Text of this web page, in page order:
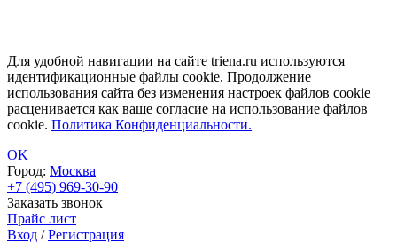
Для удобной навигации на сайте triena.ru используются
идентификационные файлы cookie. Продолжение
использования сайта без изменения настроек файлов cookie
расценивается как ваше согласие на использование файлов
cookie. Политика Конфиденциальности.
OK
Город: Москва
+7 (495) 969-30-90
Заказать звонок
Прайс лист
Вход /Регистрация